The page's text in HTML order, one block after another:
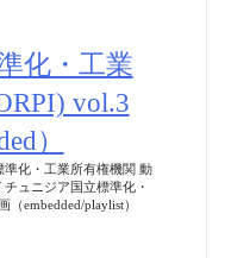
化・工業
vol.3
）
化・工業所有権機関 動
ュニジア国立標準化・
embedded/playlist）